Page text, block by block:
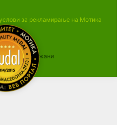
за рекламирање на Мотика
се задржани